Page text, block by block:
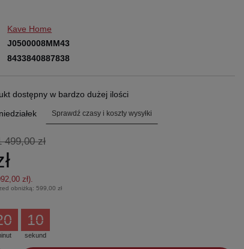
Kave Home
J0500008MM43
8433840887838
dostępny w bardzo dużej ilości
Sprawdź czasy i koszty wysyłki
499,00 zł
zł).
obniżką: 599,00 zł
sekund
09